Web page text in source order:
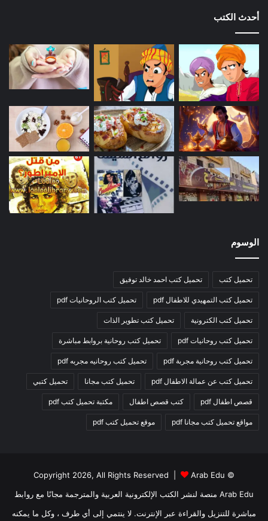
أحدث الكتب
الوسوم
تحميل كتب تحميل كتب احمد خالد توفيق
تحميل كتب التمهيدي للاطفال pdf تحميل كتب الروحانيات pdf
تحميل كتب الكترونية تحميل كتب تطوير الذات
تحميل كتب روحانيات pdf تحميل كتب روحانية بروابط مباشرة
تحميل كتب روحانية مجربة pdf تحميل كتب روحانيه مجربه pdf
تحميل كتب عن عمالة الاطفال pdf تحميل كتب مجانا تحميل كتبي
قصص اطفال pdf كتب قصص اطفال مكتبة تحميل كتب pdf
مواقع تحميل كتب مجانا pdf موقع تحميل كتب pdf
© Copyright 2026, All Rights Reserved |
Arab Edu
Arab Edu منصة لنشر الكتب الإلكترونية العربية والمترجمة مجانًا مع روابط
مباشرة للتنزيل والقراءة عبر الإنترنت. لا ينتمي إلى أي طرف ، وكل ما يمكنه